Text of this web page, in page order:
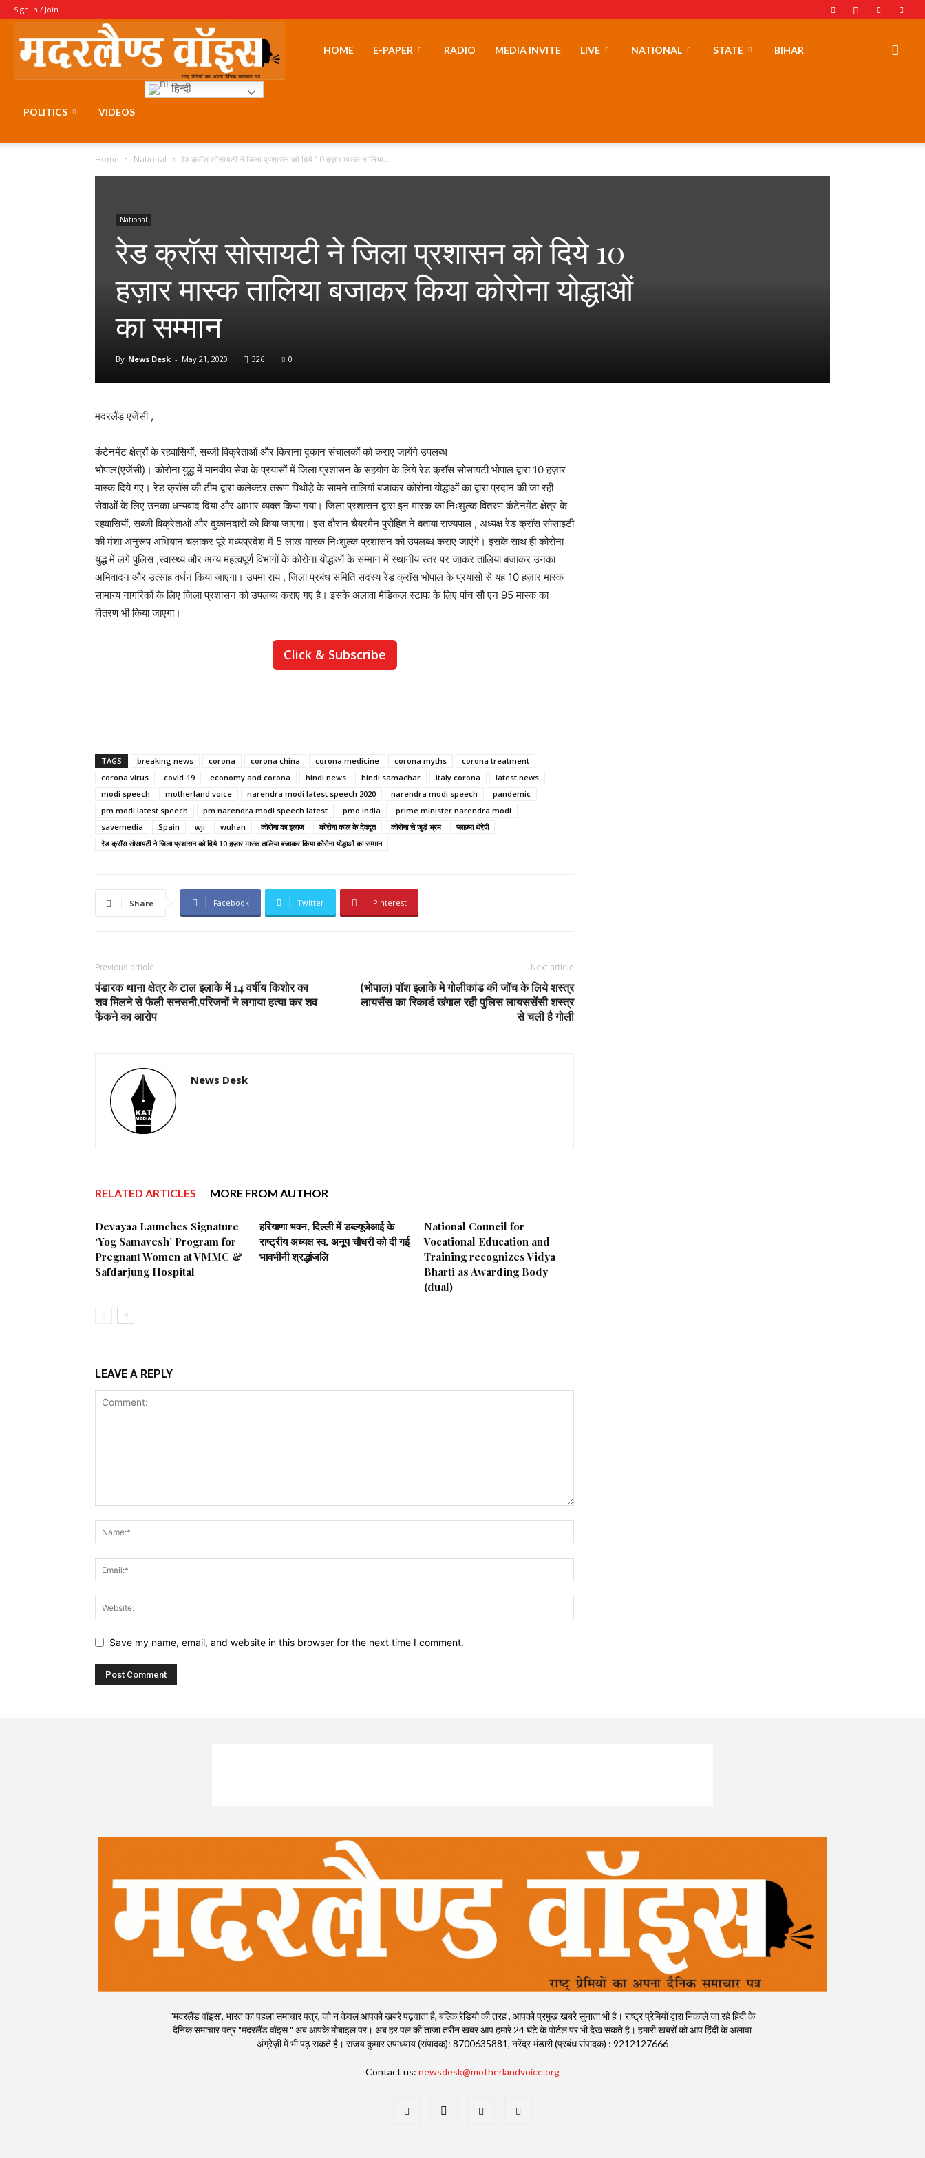
Sign in / Join
MotherLandHOME E-PAPER RADIO MEDIA INVITE LIVE NATIONAL STATE BIHAR
POLITICS VIDEOS
हिन्दी
Home National रेड क्रॉस सोसायटी ने जिला प्रशासन को दिये 10 हज़ार मास्क तालिया...
National
रेड क्रॉस सोसायटी ने जिला प्रशासन को दिये 10
हज़ार मास्क तालिया बजाकर किया कोरोना योद्धाओं
का सम्मान
By News Desk - May 21, 2020 326 0
मदरलैंड एजेंसी ,
कंटेनमेंट क्षेत्रों के रहवासियों, सब्जी विक्रेताओं और किराना दुकान संचालकों को कराए जायेंगे उपलब्ध
भोपाल(एजेंसी)। कोरोना युद्ध में मानवीय सेवा के प्रयासों में जिला प्रशासन के सहयोग के लिये रेड क्रॉस सोसायटी भोपाल द्वारा 10 हज़ार
मास्क दिये गए। रेड क्रॉस की टीम द्वारा कलेक्टर तरूण पिथोड़े के सामने तालियां बजाकर कोरोना योद्धाओं का द्वारा प्रदान की जा रही
सेवाओं के लिए उनका धन्यवाद दिया और आभार व्यक्त किया गया। जिला प्रशासन द्वारा इन मास्क का निःशुल्क वितरण कंटेनमेंट क्षेत्र के
रहवासियों, सब्जी विक्रेताओं और दुकानदारों को किया जाएगा। इस दौरान चैयरमैन पुरोहित ने बताया राज्यपाल , अध्यक्ष रेड क्रॉस सोसाइटी
की मंशा अनुरूप अभियान चलाकर पूरे मध्यप्रदेश में 5 लाख मास्क निःशुल्क प्रशासन को उपलब्ध कराए जाएंगे। इसके साथ ही कोरोना
युद्ध में लगे पुलिस ,स्वास्थ्य और अन्य महत्वपूर्ण विभागों के कोरोंना योद्धाओं के सम्मान में स्थानीय स्तर पर जाकर तालियां बजाकर उनका
अभिवादन और उत्साह वर्धन किया जाएगा। उपमा राय , जिला प्रबंध समिति सदस्य रेड क्रॉस भोपाल के प्रयासों से यह 10 हज़ार मास्क
सामान्य नागरिकों के लिए जिला प्रशासन को उपलब्ध कराए गए है। इसके अलावा मेडिकल स्टाफ के लिए पांच सौ एन 95 मास्क का
वितरण भी किया जाएगा।
Click & Subscribe
TAGS breaking news corona corona china corona medicine corona myths
corona treatment
corona virus
covid-19 economy and corona hindi news hindi samachar italy corona
latest news
modi speech
motherland voice narendra modi latest speech 2020 narendra modi speech
pandemic
pm modi latest speech
pm narendra modi speech latest pmo india
prime minister narendra modi
savemedia
Spain wji wuhan कोरोना का इलाज कोरोना काल के देवदूत कोरोना से जुड़े भ्रम
प्लाज़्मा थेरेपी
रेड क्रॉस सोसायटी ने जिला प्रशासन को दिये 10 हज़ार मास्क तालिया बजाकर किया कोरोना योद्धाओं का सम्मान
Share Facebook Twitter Pinterest
Previous article
पंडारक थाना क्षेत्र के टाल इलाके में 14 वर्षीय किशोर का
शव मिलने से फैली सनसनी,परिजनों ने लगाया हत्या कर शव
फेंकने का आरोप
Next article
(भोपाल) पॉश इलाके मे गोलीकांड की जॉच के लिये शस्त्र
लायसैंस का रिकार्ड खंगाल रही पुलिस लायससेंसी शस्त्र
से चली है गोली
News Desk
RELATED ARTICLES MORE FROM AUTHOR
Devayaa Launches Signature
‘Yog Samavesh’ Program for
Pregnant Women at VMMC &
Safdarjung Hospital
हरियाणा भवन, दिल्ली में डब्ल्यूजेआई के
राष्ट्रीय अध्यक्ष स्व. अनूप चौधरी को दी गई
भावभीनी श्रद्धांजलि
National Council for
Vocational Education and
Training recognizes Vidya
Bharti as Awarding Body
(dual)
LEAVE A REPLY
Save my name, email, and website in this browser for the next time I comment.
"मदरलैंड वॉइस", भारत का पहला समाचार पत्र, जो न केवल आपको खबरे पढ़वाता है, बल्कि रेडियो की तरह , आपको प्रमुख खबरे सुनाता भी है। राष्ट्र प्रेमियों द्वारा निकाले जा रहे हिंदी के
दैनिक समाचार पत्र "मदरलैंड वॉइस " अब आपके मोबाइल पर। अब हर पल की ताजा तरीन खबर आप हमारे 24 घंटे के पोर्टल पर भी देख सकते है। हमारी खबरों को आप हिंदी के अलावा
अंग्रेज़ी में भी पढ़ सकते है। संजय कुमार उपाध्याय (संपादक): 8700635881, नरेंद्र भंडारी (प्रबंध संपादक) : 9212127666
Contact us: newsdesk@motherlandvoice.org